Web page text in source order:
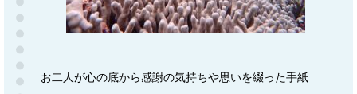
お二人が心の底から感謝の気持ちや思いを綴った手紙